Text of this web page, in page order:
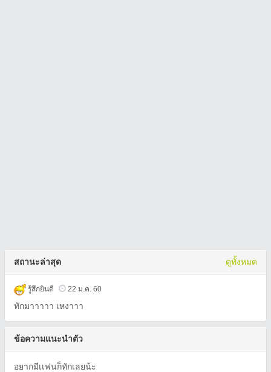
สถานะล่าสุด ดูทั้งหมด
รู้สึกยินดี 22 ม.ค. 60
ทักมาาาาา เหงาาา
ข้อความแนะนำตัว
อยากมีเเฟนก็ทักเลยน้ะ